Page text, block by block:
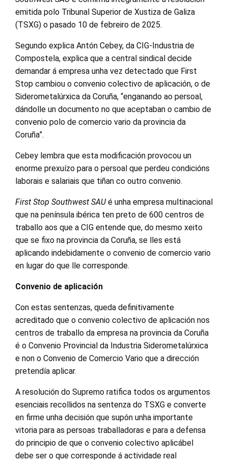
emitida polo Tribunal Superior de Xustiza de Galiza
(TSXG) o pasado 10 de febreiro de 2025.
Segundo explica Antón Cebey, da CIG-Industria de
Compostela, explica que a central sindical decide
demandar á empresa unha vez detectado que First
Stop cambiou o convenio colectivo de aplicación, o de
Siderometalúrxica da Coruña, “enganando ao persoal,
dándolle un documento no que aceptaban o cambio de
convenio polo de comercio vario da provincia da
Coruña”.
Cebey lembra que esta modificación provocou un
enorme prexuízo para o persoal que perdeu condicións
laborais e salariais que tiñan co outro convenio.
First Stop Southwest SAUé unha empresa multinacional
que na península ibérica ten preto de 600 centros de
traballo aos que a CIG entende que, do mesmo xeito
que se fixo na provincia da Coruña, se lles está
aplicando indebidamente o convenio de comercio vario
en lugar do que lle corresponde.
Convenio de aplicación
Con estas sentenzas, queda definitivamente
acreditado que o convenio colectivo de aplicación nos
centros de traballo da empresa na provincia da Coruña
é o Convenio Provincial da Industria Siderometalúrxica
e non o Convenio de Comercio Vario que a dirección
pretendía aplicar.
A resolución do Supremo ratifica todos os argumentos
esenciais recollidos na sentenza do TSXG e converte
en firme unha decisión que supón unha importante
vitoria para as persoas traballadoras e para a defensa
do principio de que o convenio colectivo aplicábel
debe ser o que corresponde á actividade real